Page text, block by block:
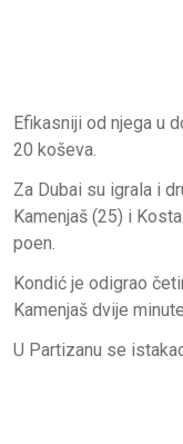
Efikasniji od njega u
20 koševa.
Za Dubai su igrala i
Kamenjaš (25) i
poen.
Kondić je odigrao
Kamenjaš dvije
U Partizanu se